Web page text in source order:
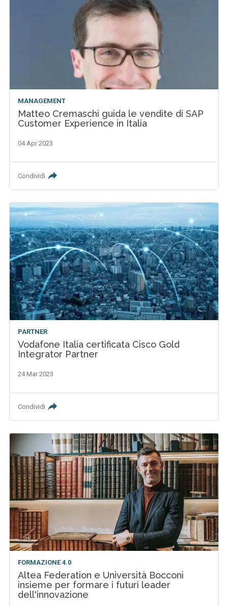
MANAGEMENT
Matteo Cremaschi guida le vendite di SAP
Customer Experience in Italia
04 Apr 2023
Condividi
PARTNER
Vodafone Italia certificata Cisco Gold
Integrator Partner
24 Mar 2023
Condividi
FORMAZIONE 4.0
Altea Federation e Università Bocconi
insieme per formare i futuri leader
dell'innovazione